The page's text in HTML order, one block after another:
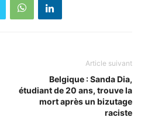
Article suivant
Belgique : Sanda Dia,
étudiant de 20 ans, trouve la
mort après un bizutage
raciste